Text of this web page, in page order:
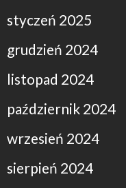
styczeń 2025
grudzień 2024
listopad 2024
październik 2024
wrzesień 2024
sierpień 2024